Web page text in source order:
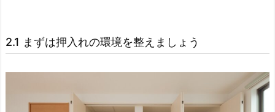
2.1 まずは押入れの環境を整えましょう